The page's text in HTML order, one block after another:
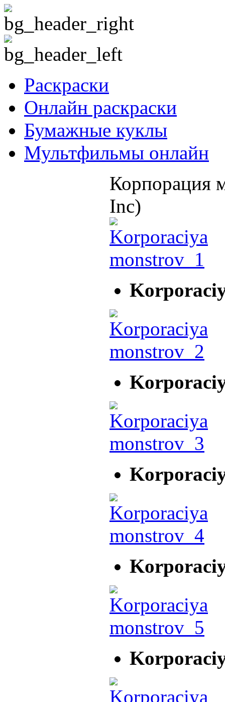
Раскраски
Онлайн раскраски
Бумажные куклы
Мультфильмы онлайн
Корпорация
Inc)